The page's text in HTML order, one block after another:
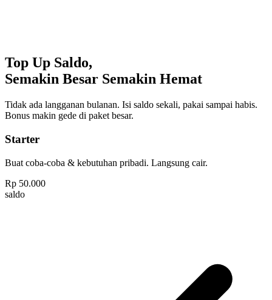
Top Up Saldo,
Semakin Besar Semakin Hemat
Tidak ada langganan bulanan. Isi saldo sekali, pakai sampai habis.
Bonus makin gede di paket besar.
Starter
Buat coba-coba & kebutuhan pribadi. Langsung cair.
Rp 50.000
saldo